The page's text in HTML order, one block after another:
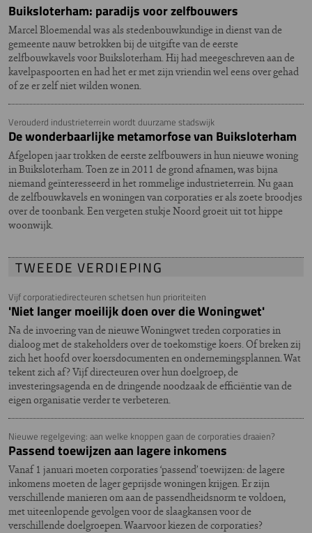
Buiksloterham: paradijs voor zelfbouwers
Marcel Bloemendal was als stedenbouwkundige in dienst van de
gemeente nauw betrokken bij de uitgifte van de eerste
zelfbouwkavels voor Buiksloterham. Hij had meegeschreven aan de
kavelpaspoorten en had het er met zijn vriendin wel eens over gehad
of ze er zelf niet wilden wonen.
Verouderd industrieterrein wordt duurzame stadswijk
De wonderbaarlijke metamorfose van Buiksloterham
Afgelopen jaar trokken de eerste zelfbouwers in hun nieuwe woning
in Buiksloterham. Toen ze in 2011 de grond afnamen, was bijna
niemand geïnteresseerd in het rommelige industrieterrein. Nu gaan
de zelfbouwkavels en woningen van corporaties er als zoete broodjes
over de toonbank. Een vergeten stukje Noord groeit uit tot hippe
woonwijk.
TWEEDE VERDIEPING
Vijf corporatiedirecteuren schetsen hun prioriteiten
'Niet langer moeilijk doen over die Woningwet'
Na de invoering van de nieuwe Woningwet treden corporaties in
dialoog met de stakeholders over de toekomstige koers. Of breken zij
zich het hoofd over koersdocumenten en ondernemingsplannen. Wat
tekent zich af? Vijf directeuren over hun doelgroep, de
investeringsagenda en de dringende noodzaak de efficiëntie van de
eigen organisatie verder te verbeteren.
Nieuwe regelgeving: aan welke knoppen gaan de corporaties draaien?
Passend toewijzen aan lagere inkomens
Vanaf 1 januari moeten corporaties ‘passend’ toewijzen: de lagere
inkomens moeten de lager geprijsde woningen krijgen. Er zijn
verschillende manieren om aan de passendheidsnorm te voldoen,
met uiteenlopende gevolgen voor de slaagkansen voor de
verschillende doelgroepen. Waarvoor kiezen de corporaties?